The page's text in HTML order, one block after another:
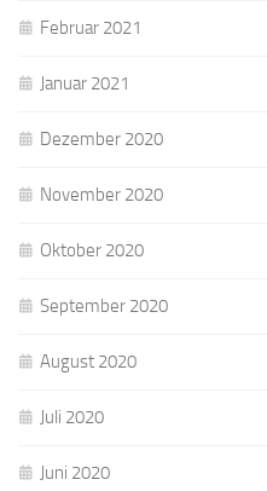
Februar 2021
Januar 2021
Dezember 2020
November 2020
Oktober 2020
September 2020
August 2020
Juli 2020
Juni 2020